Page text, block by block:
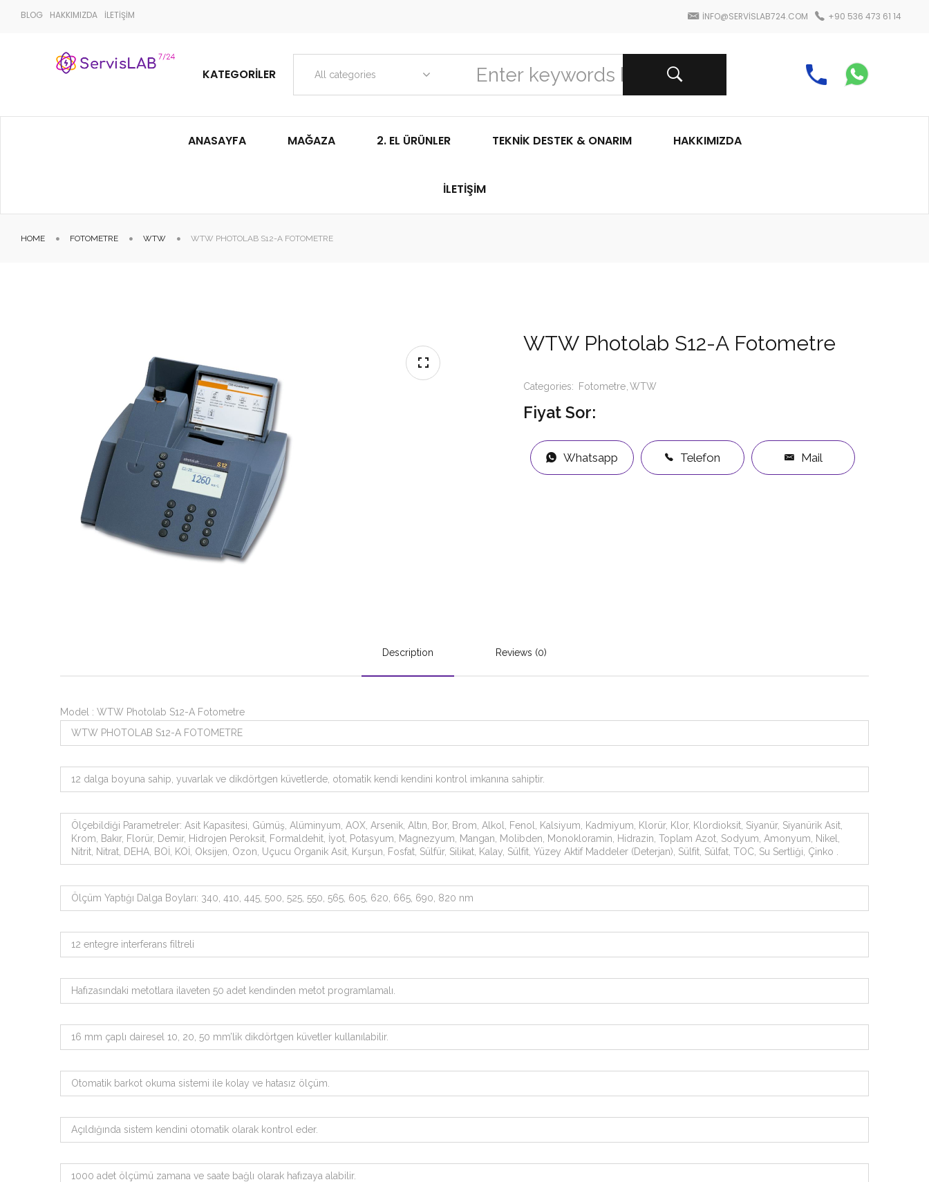
BLOG HAKKIMIZDA İLETİŞİM INFO@SERVISLAB724.COM +90 536 473 61 14
KATEGORILER All categories
ANASAYFA MAĞAZA 2. EL ÜRÜNLER TEKNIK DESTEK & ONARIM HAKKIMIZDA
İLETIŞIM
HOME FOTOMETRE WTW WTW PHOTOLAB S12-A FOTOMETRE
WTW Photolab S12-A Fotometre
Categories: Fotometre WTW
Fiyat Sor:
Whatsapp Telefon Mail
Description Reviews (0)
Model : WTW Photolab S12-A Fotometre
WTW PHOTOLAB S12-A FOTOMETRE
12 dalga boyuna sahip, yuvarlak ve dikdörtgen küvetlerde, otomatik kendi kendini kontrol imkanına sahiptir.
Ölçebildiği Parametreler: Asit Kapasitesi, Gümüş, Alüminyum, AOX, Arsenik, Altın, Bor, Brom, Alkol, Fenol, Kalsiyum, Kadmiyum, Klorür, Klor, Klordioksit, Siyanür, Siyanürik Asit,
Krom, Bakır, Florür, Demir, Hidrojen Peroksit, Formaldehit, İyot, Potasyum, Magnezyum, Mangan, Molibden, Monokloramin, Hidrazin, Toplam Azot, Sodyum, Amonyum, Nikel,
Nitrit, Nitrat, DEHA, BOİ, KOİ, Oksijen, Ozon, Uçucu Organik Asit, Kurşun, Fosfat, Sülfür, Silikat, Kalay, Sülfit, Yüzey Aktif Maddeler (Deterjan), Sülfit, Sülfat, TOC, Su Sertliği, Çinko .
Ölçüm Yaptığı Dalga Boyları: 340, 410, 445, 500, 525, 550, 565, 605, 620, 665, 690, 820 nm
12 entegre interferans filtreli
Hafızasındaki metotlara ilaveten 50 adet kendinden metot programlamalı.
16 mm çaplı dairesel 10, 20, 50 mm’lik dikdörtgen küvetler kullanılabilir.
Otomatik barkot okuma sistemi ile kolay ve hatasız ölçüm.
Açıldığında sistem kendini otomatik olarak kontrol eder.
1000 adet ölçümü zamana ve saate bağlı olarak hafızaya alabilir.